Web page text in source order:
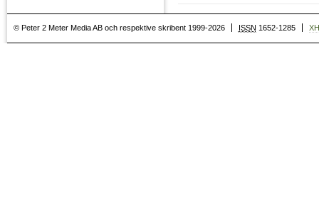
© Peter 2 Meter Media AB och respektive skribent 1999-2026 ISSN 1652-1285